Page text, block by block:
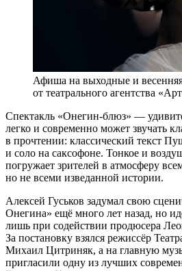
Афиша на выходные и
от театрального агентства
Спектакль «Онегин-блюз» —
легко и современно может звучать
в прочтении: классический текст
и соло на саксофоне. Тонкое и
погружает зрителей в атмосферу
но не всеми изведанной истории.
Алексей Гуськов задумал свою
Онегина» ещё много лет назад, но
лишь при содействии продюсера
За постановку взялся режиссёр
Михаил Цитриняк, а на главную
пригласили одну из лучших